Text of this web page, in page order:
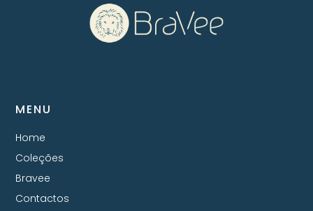
MENU
Home
Coleções
Bravee
Contactos